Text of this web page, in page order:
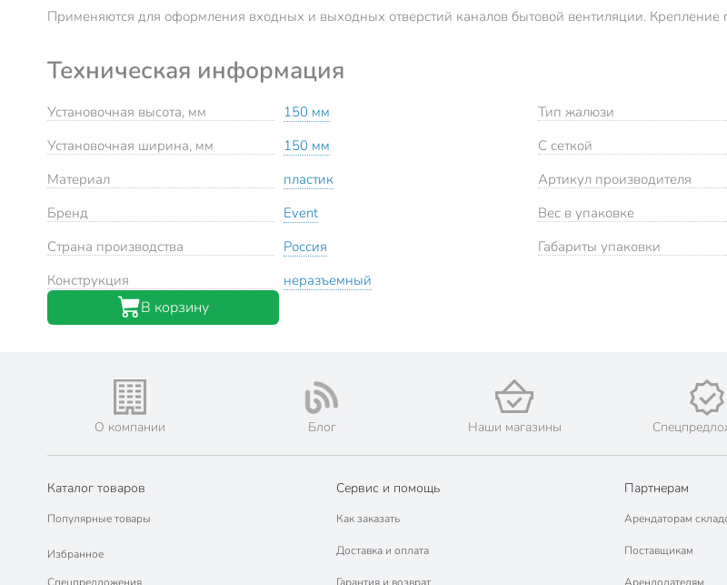
Применяются для оформления входных и выходных отверстий каналов бытовой вентиляции.
Техническая информация
Установочная высота, мм
150 мм
Установочная ширина, мм
150 мм
Материал
пластик
Бренд
Event
Страна производства
Россия
Конструкция
неразъемный
Тип жалюзи
С сеткой
Артикул производителя
Вес в упаковке
Габариты упаковки
В корзину
О компании Блог Наши магазины
Каталог товаров
Популярные товары
Избранное
Сервис и помощь
Как заказать
Доставка и оплата
Партнерам
Арендаторам
Поставщикам